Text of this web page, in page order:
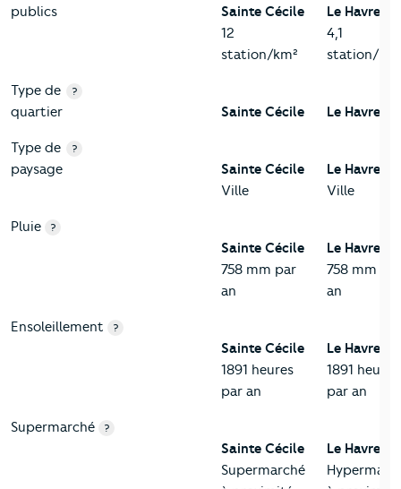
publics
Sainte Cécile
12
station/km²
Le Havre
4,1
station/
Type de
quartier
?
Sainte Cécile Le Havre
Type de
paysage
?
Sainte Cécile
Ville
Le Havre
Ville
Pluie ?
Sainte Cécile
758 mm par
an
Le Havre
758 mm par
an
Ensoleillement ?
Sainte Cécile
1891 heures
par an
Le Havre
1891 heures
par an
Supermarché ?
Sainte Cécile
Supermarché
Le Havre